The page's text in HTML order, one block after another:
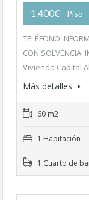
1.400€ - Piso
TELÉFONO
CON SOLVENCIA.
Vivienda Capital
Más detalles
60 m2
1 Habitación
1 Cuarto de